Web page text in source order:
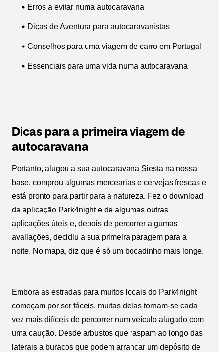
Erros a evitar numa autocaravana
Dicas de Aventura para autocaravanistas
Conselhos para uma viagem de carro em Portugal
Essenciais para uma vida numa autocaravana
Dicas para a primeira viagem de
autocaravana
Portanto, alugou a sua autocaravana Siesta na nossa
base, comprou algumas mercearias e cervejas frescas e
está pronto para partir para a natureza. Fez o download
da aplicação Park4nighte de algumas outras
aplicações úteis e, depois de percorrer algumas
avaliações, decidiu a sua primeira paragem para a
noite. No mapa, diz que é só um bocadinho mais longe.
Embora as estradas para muitos locais do Park4night
começam por ser fáceis, muitas delas tornam-se cada
vez mais difíceis de percorrer num veículo alugado com
uma caução. Desde arbustos que raspam ao longo das
laterais a buracos que podem arrancar um depósito de